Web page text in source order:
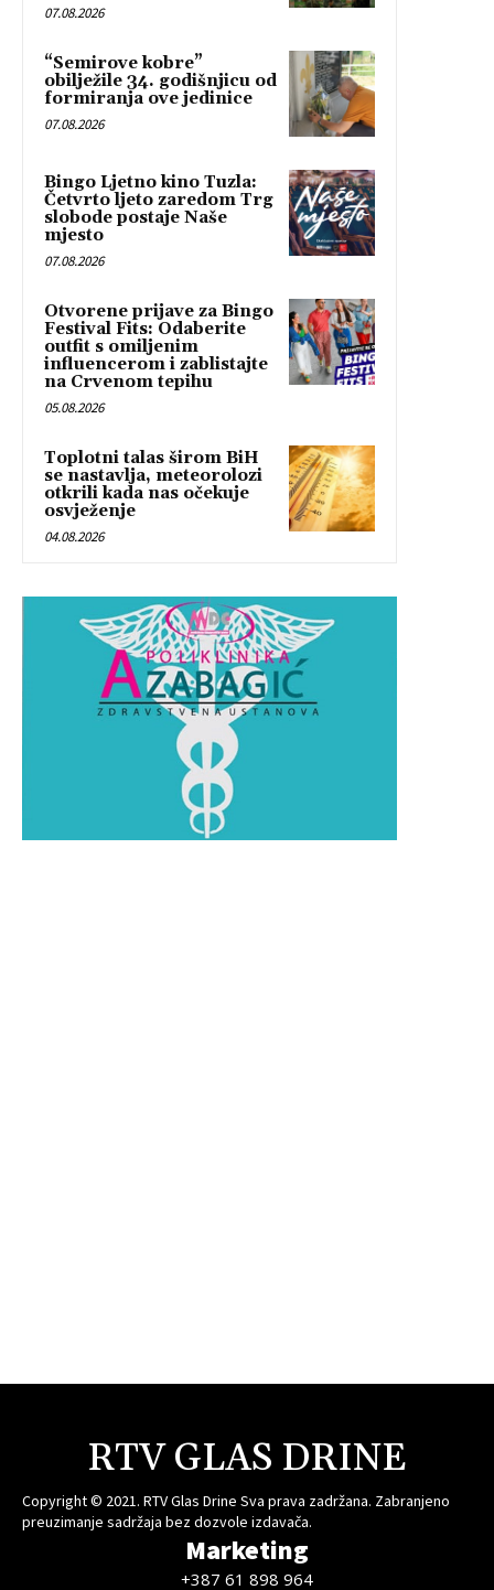
07.08.2026
“Semirove kobre”
obilježile 34. godišnjicu od
formiranja ove jedinice
07.08.2026
Bingo Ljetno kino Tuzla:
Četvrto ljeto zaredom Trg
slobode postaje Naše
mjesto
07.08.2026
Otvorene prijave za Bingo
Festival Fits: Odaberite
outfit s omiljenim
influencerom i zablistajte
na Crvenom tepihu
05.08.2026
Toplotni talas širom BiH
se nastavlja, meteorolozi
otkrili kada nas očekuje
osvježenje
04.08.2026
RTV GLAS DRINE
Copyright © 2021. RTV Glas Drine Sva prava zadržana. Zabranjeno
preuzimanje sadržaja bez dozvole izdavača.
Marketing
+387 61 898 964